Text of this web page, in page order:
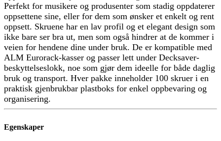
Perfekt for musikere og produsenter som stadig oppdaterer
oppsettene sine, eller for dem som ønsker et enkelt og rent
oppsett. Skruene har en lav profil og et elegant design som
ikke bare ser bra ut, men som også hindrer at de kommer i
veien for hendene dine under bruk. De er kompatible med
ALM Eurorack-kasser og passer lett under Decksaver-
beskyttelseslokk, noe som gjør dem ideelle for både daglig
bruk og transport. Hver pakke inneholder 100 skruer i en
praktisk gjenbrukbar plastboks for enkel oppbevaring og
organisering.
Egenskaper